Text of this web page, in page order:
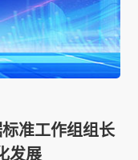
准工作组组长
发展